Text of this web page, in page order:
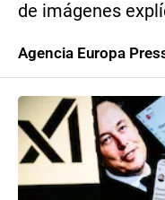
de imágenes
Agencia Europa